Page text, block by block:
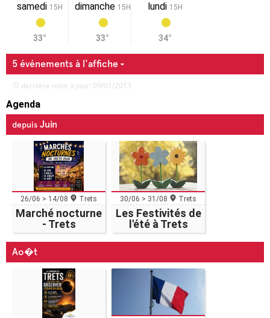
samedi 15H
33°
dimanche 15H
33°
lundi 15H
34°
5 événements à l'affiche
dernière mise à jour: 09/01/2013
Agenda
depuis Juin
26/06 > 14/08 Trets
Marché nocturne
- Trets
30/06 > 31/08 Trets
Les Festivités de
l'été à Trets
Ao�t